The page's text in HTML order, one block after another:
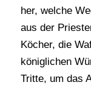
her, welche
aus der
Köcher, die
königlichen
Tritte, um das